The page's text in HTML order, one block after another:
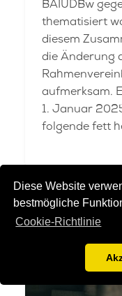
Diese Website
bestmögliche
Cookie-Richtlinie
BAIUDBw
thematisiert
diesem
die Änderung
aufmerksam.
1. Januar
folgende fett